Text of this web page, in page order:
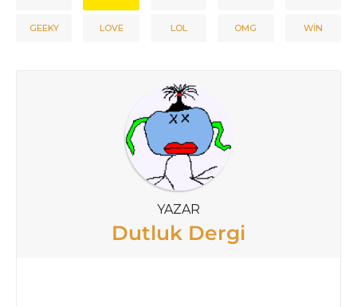
GEEKY LOVE LOL OMG WIN
YAZAR
Dutluk Dergi